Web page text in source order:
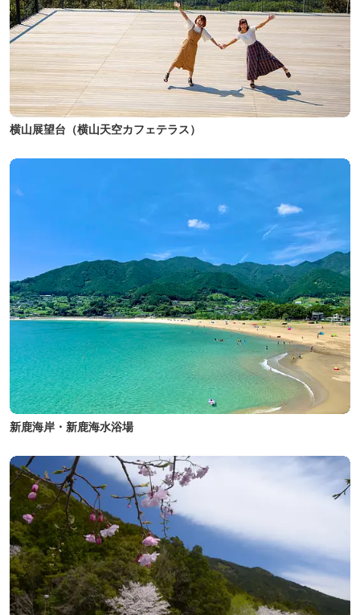
横山展望台（横山天空カフェテラス）
新鹿海岸・新鹿海水浴場